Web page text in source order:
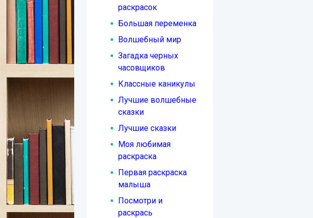
раскрасок
Большая переменка
Волшебный мир
Загадка черных
часовщиков
Классные каникулы
Лучшие волшебные
сказки
Лучшие сказки
Моя любимая
раскраска
Первая раскраска
малыша
Посмотри и
раскрась